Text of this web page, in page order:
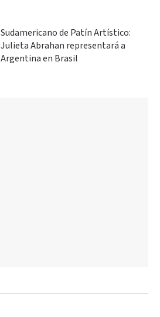
Sudamericano de Patín Artístico:
Julieta Abrahan representará a
Argentina en Brasil